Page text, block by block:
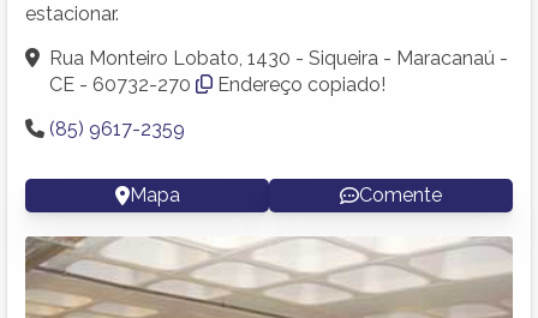
estacionar.
Rua Monteiro Lobato, 1430 - Siqueira - Maracanaú -
CE - 60732-270
Endereço copiado!
(85) 9617-2359
Mapa Comente